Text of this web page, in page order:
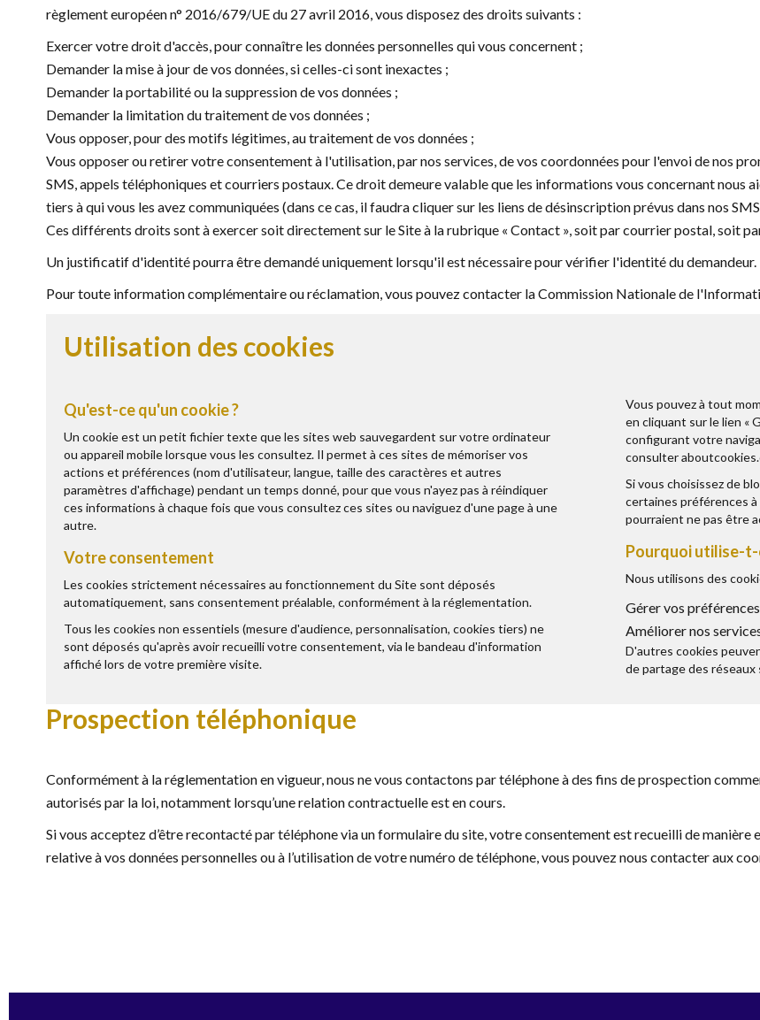
règlement européen n° 2016/679/UE du 27 avril 2016, vous disposez des droits suivants :
Exercer votre droit d'accès, pour connaître les données personnelles qui vous concernent ;
Demander la mise à jour de vos données, si celles-ci sont inexactes ;
Demander la portabilité ou la suppression de vos données ;
Demander la limitation du traitement de vos données ;
Vous opposer, pour des motifs légitimes, au traitement de vos données ;
Vous opposer ou retirer votre consentement à l'utilisation, par nos services, de vos coordonnées pour l'envoi de nos
SMS, appels téléphoniques et courriers postaux. Ce droit demeure valable que les informations vous concernant nous
tiers à qui vous les avez communiquées (dans ce cas, il faudra cliquer sur les liens de désinscription prévus dans nos
Ces différents droits sont à exercer soit directement sur le Site à la rubrique « Contact », soit par courrier postal, soit
Un justificatif d'identité pourra être demandé uniquement lorsqu'il est nécessaire pour vérifier l'identité du
Pour toute information complémentaire ou réclamation, vous pouvez contacter la Commission Nationale de
Utilisation des cookies
Qu'est-ce qu'un cookie ?
Un cookie est un petit fichier texte que les sites web sauvegardent sur votre ordinateur
ou appareil mobile lorsque vous les consultez. Il permet à ces sites de mémoriser vos
actions et préférences (nom d'utilisateur, langue, taille des caractères et autres
paramètres d'affichage) pendant un temps donné, pour que vous n'ayez pas à réindiquer
ces informations à chaque fois que vous consultez ces sites ou naviguez d'une page à une
autre.
Votre consentement
Les cookies strictement nécessaires au fonctionnement du Site sont déposés
automatiquement, sans consentement préalable, conformément à la réglementation.
Tous les cookies non essentiels (mesure d'audience, personnalisation, cookies tiers) ne
sont déposés qu'après avoir recueilli votre consentement, via le bandeau d'information
affiché lors de votre première visite.
Vous pouvez à tout
en cliquant sur le lien «
configurant votre
consulter
Si vous choisissez de
certaines préférences
pourraient ne pas être
Pourquoi utilise-t-
Nous utilisons des
Gérer vos
Améliorer nos
D'autres cookies
de partage des réseaux
Prospection téléphonique
Conformément à la réglementation en vigueur, nous ne vous contactons par téléphone à des fins de prospection
autorisés par la loi, notamment lorsqu’une relation contractuelle est en cours.
Si vous acceptez d’être recontacté par téléphone via un formulaire du site, votre consentement est recueilli de
relative à vos données personnelles ou à l’utilisation de votre numéro de téléphone, vous pouvez nous contacter aux